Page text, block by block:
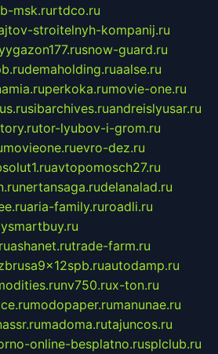
msk.rurtdco.ru
stroitelnyh-kompanij.ru
snow-guard.ru
demaholding.ruaalse.ru
perkoka.rumovie-one.ru
sibarchives.ruandreislyusar.ru
tor-lyubov-i-grom.ru
movieone.ruevro-dez.ru
avtopomosch27.ru
nertansaga.rudelanalad.ru
aria-family.ruroadli.ru
ashanet.rutrade-farm.ru
autodamp.ru
nv750.rux-ton.ru
modopaper.rumanunae.ru
madoma.rutajuncos.ru
online-besplatno.rusplclub.ru